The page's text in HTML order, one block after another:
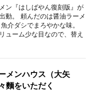
ン『はしばやん復刻版』が
動。 頼んだのは醤油ラーメ
介ダシでまろやかな味。
ューム少な目なので、替え
メンハウス（大矢
麵をいただく